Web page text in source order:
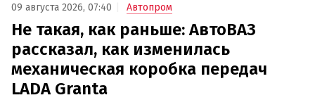
09 августа 2026, 07:40 Автопром
Не такая, как раньше: АвтоВАЗ
рассказал, как изменилась
механическая коробка передач
LADA Granta